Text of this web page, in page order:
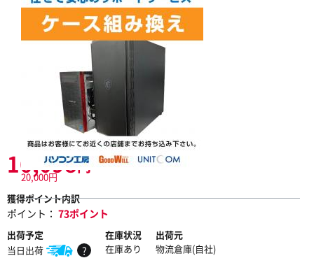
20,000円
16,098円
獲得ポイント内訳
ポイント： 73ポイント
出荷予定
当日出荷
?
在庫状況
在庫あり
出荷元
物流倉庫(自社)